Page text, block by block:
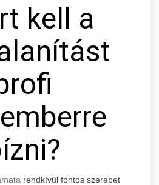
kell a
rendkívül fontos szerepet